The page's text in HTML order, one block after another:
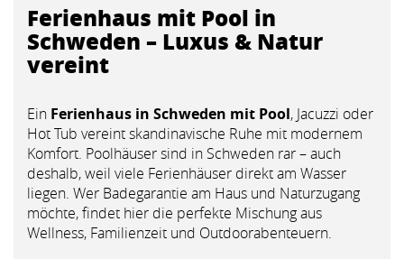
Ferienhaus mit Pool in
Schweden – Luxus & Natur
vereint
Ein Ferienhaus in Schweden mit Pool, Jacuzzi oder
Hot Tub vereint skandinavische Ruhe mit modernem
Komfort. Poolhäuser sind in Schweden rar – auch
deshalb, weil viele Ferienhäuser direkt am Wasser
liegen. Wer Badegarantie am Haus und Naturzugang
möchte, findet hier die perfekte Mischung aus
Wellness, Familienzeit und Outdoorabenteuern.